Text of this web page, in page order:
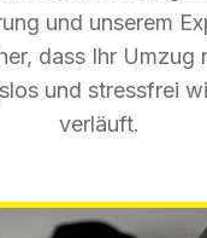
und unserem
dass Ihr Umzug
und stressfrei
verläuft.